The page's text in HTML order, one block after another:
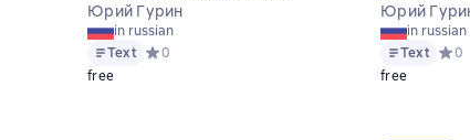
0 оценок
118-м псалмами
Юрий Гурин
in russian
Text Средний рейтинг 0 на основе 0 оценок
0
free
Юрий
in russian
Text
0
free